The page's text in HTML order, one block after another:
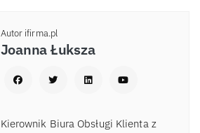
Autor ifirma.pl
Joanna Łuksza
Kierownik Biura Obsługi Klienta z